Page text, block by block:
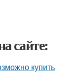
сайте:
купить